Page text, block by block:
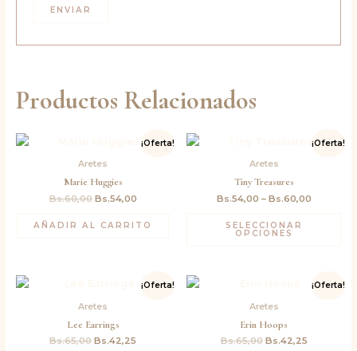
Productos Relacionados
¡Oferta!
Aretes
Marie Huggies
Bs.60,00
original
Bs.60,00.
Bs.54,00
precio
AÑADIR AL CARRITO
¡Oferta!
Aretes
Tiny Treasures
Bs.54,00 – Bs.60,00
SELECCIONAR
OPCIONES
¡Oferta!
Aretes
Lee Earrings
Bs.65,00
original
Bs.65,00.
Bs.42,25
precio
¡Oferta!
Aretes
Erin Hoops
Bs.65,00
original
Bs.65,00.
Bs.42,25
precio